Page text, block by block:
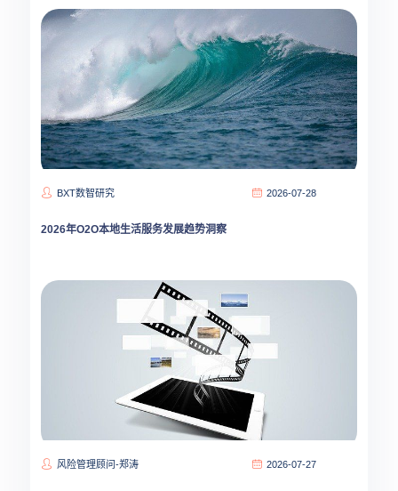
BXT数智研究 2026-07-28
2026年O2O本地生活服务发展趋势洞察
风险管理顾问-郑涛 2026-07-27